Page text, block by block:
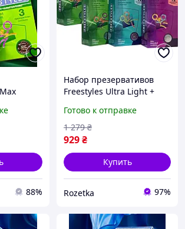
88%
Набор презервативов
Freestyles Ultra Light +
упаковок по 12 шт
(ROZ6501053590)
Готово к отправке
929₴
1 279 ₴
Купить
Rozetka 97%